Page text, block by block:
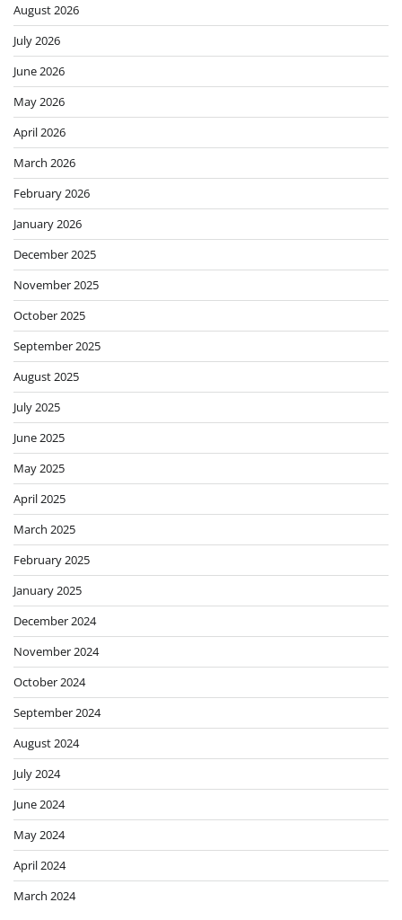
August 2026
July 2026
June 2026
May 2026
April 2026
March 2026
February 2026
January 2026
December 2025
November 2025
October 2025
September 2025
August 2025
July 2025
June 2025
May 2025
April 2025
March 2025
February 2025
January 2025
December 2024
November 2024
October 2024
September 2024
August 2024
July 2024
June 2024
May 2024
April 2024
March 2024